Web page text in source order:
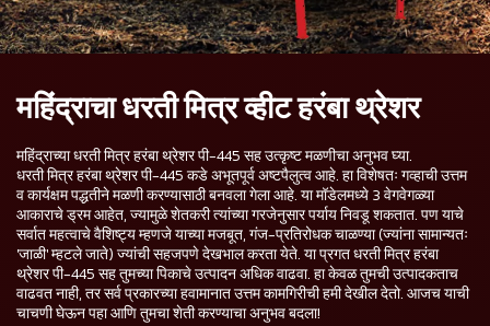
महिंद्राचा धरती मित्र व्हीट हरंबा थ्रेशर
महिंद्राच्या धरती मित्र हरंबा थ्रेशर पी-445 सह उत्कृष्ट मळणीचा अनुभव घ्या.
धरती मित्र हरंबा थ्रेशर पी-445 कडे अभूतपूर्व अष्टपैलुत्व आहे. हा विशेषतः गव्हाची उत्तम
व कार्यक्षम पद्धतीने मळणी करण्यासाठी बनवला गेला आहे. या मॉडेलमध्ये 3 वेगवेगळ्या
आकाराचे ड्रम आहेत, ज्यामुळे शेतकरी त्यांच्या गरजेनुसार पर्याय निवडू शकतात. पण याचे
सर्वात महत्वाचे वैशिष्ट्य म्हणजे याच्या मजबूत, गंज-प्रतिरोधक चाळण्या (ज्यांना सामान्यतः
'जाळी' म्हटले जाते) ज्यांची सहजपणे देखभाल करता येते. या प्रगत धरती मित्र हरंबा
थ्रेशर पी-445 सह तुमच्या पिकाचे उत्पादन अधिक वाढवा. हा केवळ तुमची उत्पादकताच
वाढवत नाही, तर सर्व प्रकारच्या हवामानात उत्तम कामगिरीची हमी देखील देतो. आजच याची
चाचणी घेऊन पहा आणि तुमचा शेती करण्याचा अनुभव बदला!